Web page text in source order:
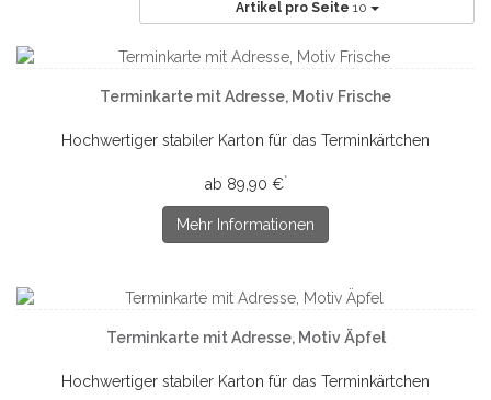
Artikel pro Seite 10
Terminkarte mit Adresse, Motiv Frische
Hochwertiger stabiler Karton für das Terminkärtchen
ab 89,90 €*
Mehr Informationen
Terminkarte mit Adresse, Motiv Äpfel
Hochwertiger stabiler Karton für das Terminkärtchen